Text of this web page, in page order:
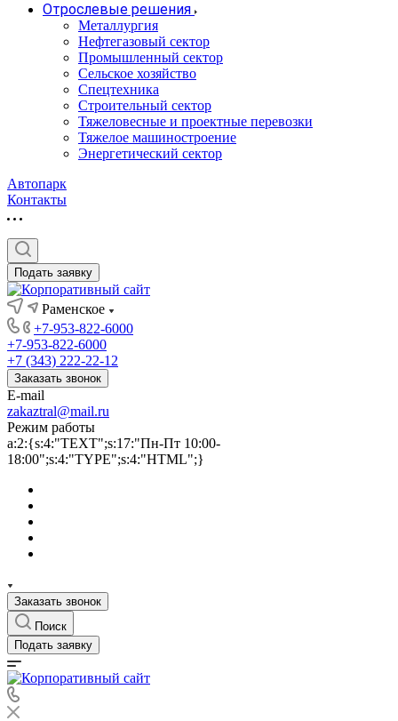
Отрослевые решения
Металлургия
Нефтегазовый сектор
Промышленный сектор
Сельское хозяйство
Спецтехника
Строительный сектор
Тяжеловесные и проектные перевозки
Тяжелое машиностроение
Энергетический сектор
Автопарк
Контакты
Подать заявку
Раменское
+7-953-822-6000
+7-953-822-6000
+7 (343) 222-22-12
Заказать звонок
E-mail
zakaztral@mail.ru
Режим работы
a:2:{s:4:"TEXT";s:17:"Пн-Пт 10:00-
18:00";s:4:"TYPE";s:4:"HTML";}
Заказать звонок
Поиск
Подать заявку